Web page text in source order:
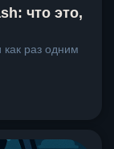
что это,
как раз одним